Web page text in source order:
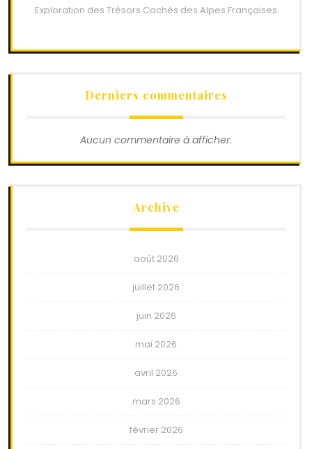
Exploration des Trésors Cachés des Alpes Françaises
Derniers commentaires
Aucun commentaire à afficher.
Archive
août 2026
juillet 2026
juin 2026
mai 2026
avril 2026
mars 2026
février 2026